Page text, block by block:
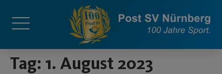
Tag: 1. August 2023